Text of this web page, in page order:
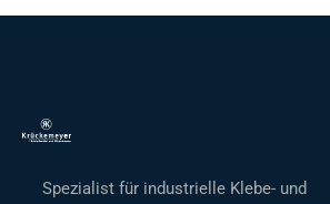
Spezialist für industrielle Klebe- und